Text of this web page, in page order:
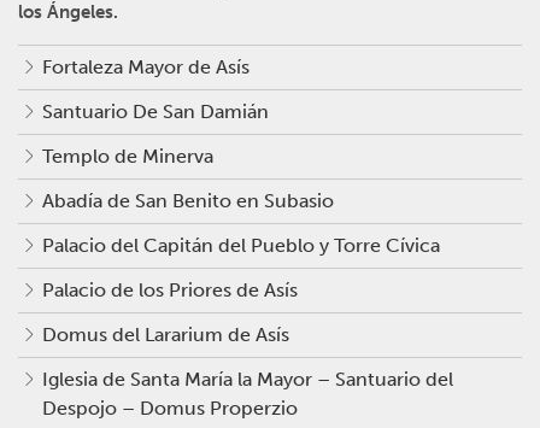
los Ángeles.
Fortaleza Mayor de Asís
Santuario De San Damián
Templo de Minerva
Abadía de San Benito en Subasio
Palacio del Capitán del Pueblo y Torre Cívica
Palacio de los Priores de Asís
Domus del Lararium de Asís
Iglesia de Santa María la Mayor – Santuario del
Despojo – Domus Properzio